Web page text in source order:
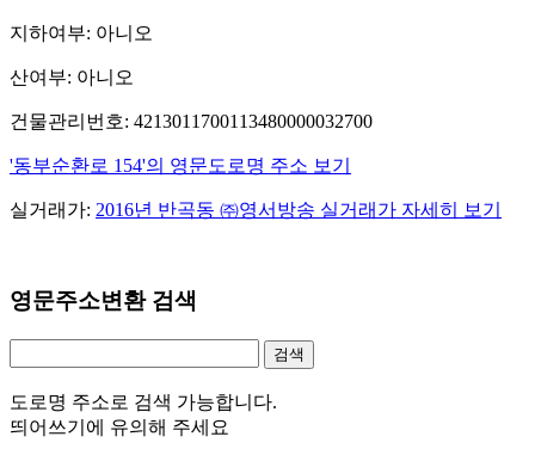
지하여부: 아니오
산여부: 아니오
건물관리번호: 4213011700113480000032700
'동부순환로 154'의 영문도로명 주소 보기
실거래가: 2016년 반곡동 ㈜영서방송 실거래가 자세히 보기
영문주소변환 검색
도로명 주소로 검색 가능합니다.
띄어쓰기에 유의해 주세요